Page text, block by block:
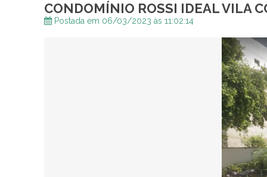
CONDOMÍNIO ROSSI IDEAL VILA
Postada em 06/03/2023 às 11:02:14